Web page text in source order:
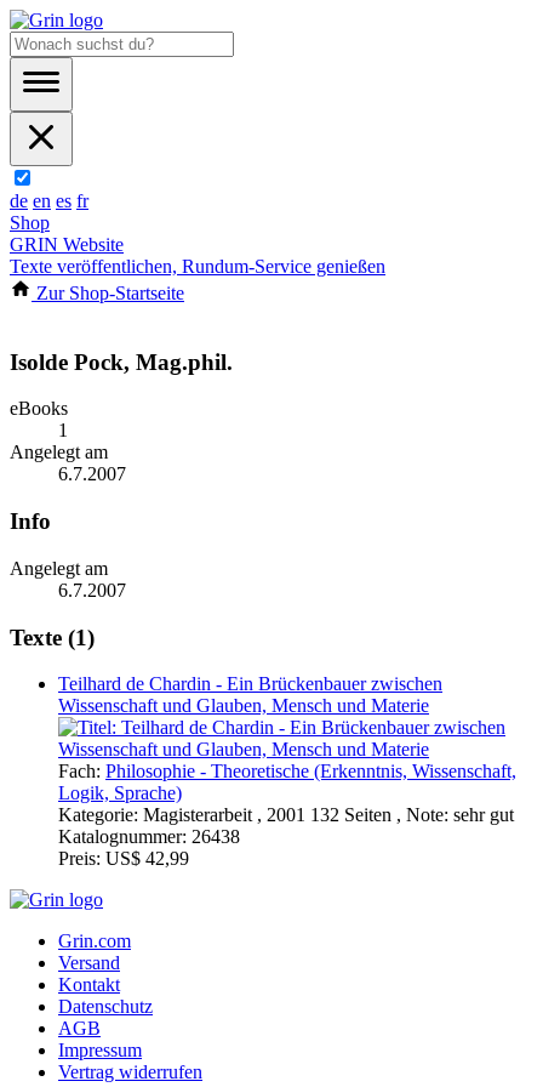
de en es fr
Shop
GRIN Website
Texte veröffentlichen, Rundum-Service genießen
Zur Shop-Startseite
Isolde Pock, Mag.phil.
eBooks
1
Angelegt am
6.7.2007
Info
Angelegt am
6.7.2007
Texte (1)
Teilhard de Chardin - Ein Brückenbauer zwischen
Wissenschaft und Glauben, Mensch und Materie
Fach: Philosophie - Theoretische (Erkenntnis, Wissenschaft,
Logik, Sprache)
Kategorie: Magisterarbeit , 2001 132 Seiten , Note: sehr gut
Katalognummer: 26438
Preis: US$ 42,99
Grin.com
Versand
Kontakt
Datenschutz
AGB
Impressum
Vertrag widerrufen